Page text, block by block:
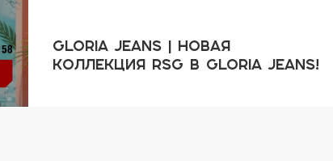
GLORIA JEANS | Новая
коллекция RSG в Gloria Jeans!